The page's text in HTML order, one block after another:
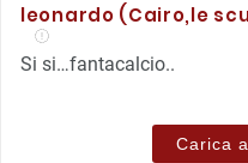
leonardo (Cairo,le
Si si…fantacalcio..
Carica